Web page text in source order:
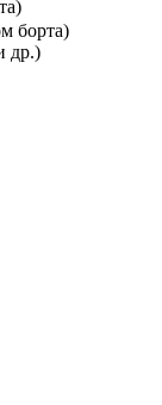
борта)
др.)